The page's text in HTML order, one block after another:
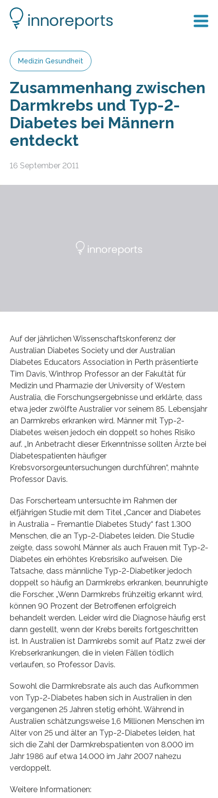
Medizin Gesundheit
Zusammenhang zwischen
Darmkrebs und Typ-2-
Diabetes bei Männern
entdeckt
16 September 2011
Auf der jährlichen Wissenschaftskonferenz der
Australian Diabetes Society und der Australian
Diabetes Educators Association in Perth präsentierte
Tim Davis, Winthrop Professor an der Fakultät für
Medizin und Pharmazie der University of Western
Australia, die Forschungsergebnisse und erklärte, dass
etwa jeder zwölfte Australier vor seinem 85. Lebensjahr
an Darmkrebs erkranken wird. Männer mit Typ-2-
Diabetes weisen jedoch ein doppelt so hohes Risiko
auf. „In Anbetracht dieser Erkenntnisse sollten Ärzte bei
Diabetespatienten häufiger
Krebsvorsorgeuntersuchungen durchführen“, mahnte
Professor Davis.
Das Forscherteam untersuchte im Rahmen der
elfjährigen Studie mit dem Titel „Cancer and Diabetes
in Australia – Fremantle Diabetes Study“ fast 1.300
Menschen, die an Typ-2-Diabetes leiden. Die Studie
zeigte, dass sowohl Männer als auch Frauen mit Typ-2-
Diabetes ein erhöhtes Krebsrisiko aufweisen. Die
Tatsache, dass männliche Typ-2-Diabetiker jedoch
doppelt so häufig an Darmkrebs erkranken, beunruhigte
die Forscher. „Wenn Darmkrebs frühzeitig erkannt wird,
können 90 Prozent der Betroffenen erfolgreich
behandelt werden. Leider wird die Diagnose häufig erst
dann gestellt, wenn der Krebs bereits fortgeschritten
ist. In Australien ist Darmkrebs somit auf Platz zwei der
Krebserkrankungen, die in vielen Fällen tödlich
verlaufen, so Professor Davis.
Sowohl die Darmkrebsrate als auch das Aufkommen
von Typ-2-Diabetes haben sich in Australien in den
vergangenen 25 Jahren stetig erhöht. Während in
Australien schätzungsweise 1,6 Millionen Menschen im
Alter von 25 und älter an Typ-2-Diabetes leiden, hat
sich die Zahl der Darmkrebspatienten von 8.000 im
Jahr 1986 auf etwa 14.000 im Jahr 2007 nahezu
verdoppelt.
Weitere Informationen: